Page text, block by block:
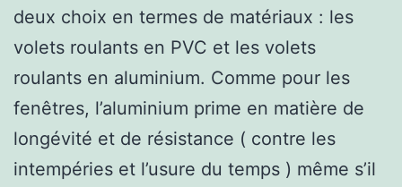
deux choix en termes de matériaux : les
volets roulants en PVC et les volets
roulants en aluminium. Comme pour les
fenêtres, l’aluminium prime en matière de
longévité et de résistance ( contre les
intempéries et l’usure du temps ) même s’il